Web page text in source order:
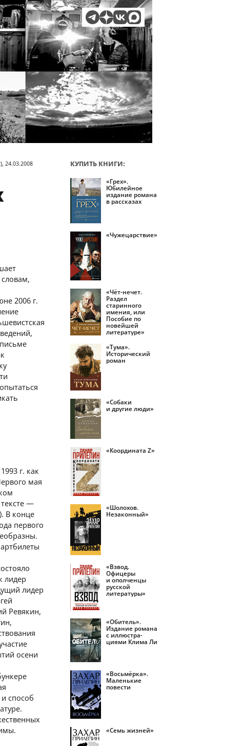
24.03.2008
2006 г.
г. как
мая
—
В конце
первого
лидер
лидер
Ревякин,
осени
способ
КУПИТЬ КНИГИ:
«Грех».
Юбилейное
издание романа
в рассказах
«Чужецарствие»
«Чёт-нечет.
Раздел
старинного
имения, или
Пособие по
новейшей
литературе»
«Тума».
Исторический
роман
«Собаки
и другие люди»
«Координата Z»
«Шолохов.
Незаконный»
«Взвод.
Офицеры
и ополченцы
русской
литературы»
«Обитель».
Издание романа
с иллюстра­
циями Клима Ли
«Восьмёрка».
Маленькие
повести
«Семь жизней»